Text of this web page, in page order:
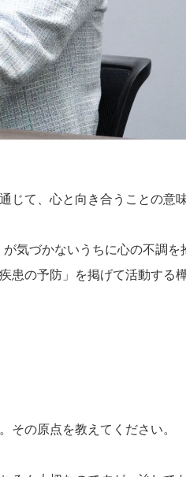
て、心と向き合うことの意
気づかないうちに心の不調を
患の予防」を掲げて活動する
の原点を教えてください。